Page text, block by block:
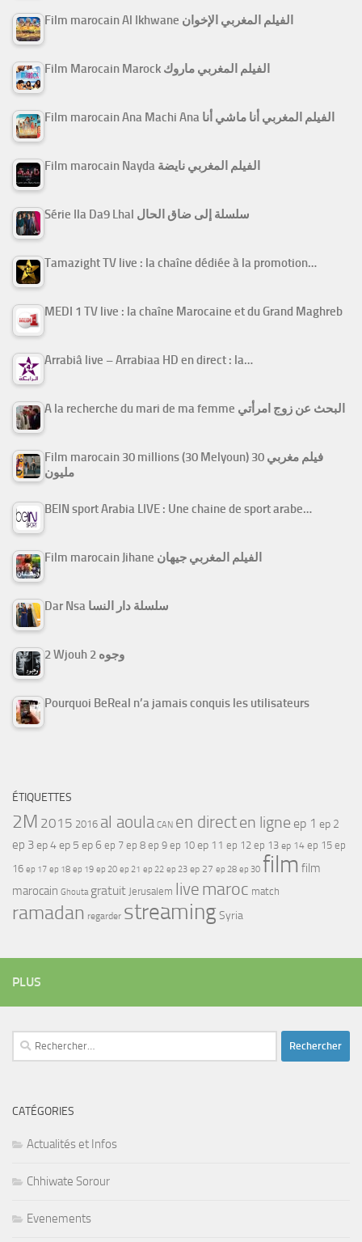
Film marocain Al Ikhwane الفيلم المغربي الإخوان
Film Marocain Marock الفيلم المغربي ماروك
Film marocain Ana Machi Ana الفيلم المغربي أنا ماشي أنا
Film marocain Nayda الفيلم المغربي نايضة
Série Ila Da9 Lhal سلسلة إلى ضاق الحال
Tamazight TV live : la chaîne dédiée à la promotion…
MEDI 1 TV live : la chaîne Marocaine et du Grand Maghreb
Arrabiâ live – Arrabiaa HD en direct : la…
A la recherche du mari de ma femme البحث عن زوج امرأتي
Film marocain 30 millions (30 Melyoun) فيلم مغربي 30
مليون
BEIN sport Arabia LIVE : Une chaine de sport arabe…
Film marocain Jihane الفيلم المغربي جيهان
Dar Nsa سلسلة دار النسا
2 Wjouh 2 وجوه
Pourquoi BeReal n’a jamais conquis les utilisateurs
ÉTIQUETTES
2M 2015 2016 al aoula CAN en directen ligne ep 1 ep 2
ep 3ep 4ep 5 ep 6 ep 7 ep 8 ep 9 ep 10 ep 11 ep 12 ep 13 ep 14 ep 15 ep
16 ep 17 ep 18 ep 19 ep 20 ep 21 ep 22 ep 23 ep 27 ep 28 ep 30 film film
marocain Ghouta gratuit Jerusalem live maroc match
ramadan regarder streamingSyria
PLUS
Rechercher :
CATÉGORIES
Actualités et Infos
Chhiwate Sorour
Evenements